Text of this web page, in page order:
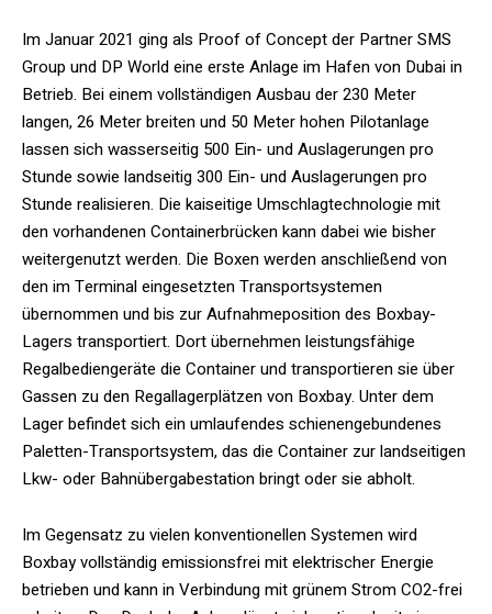
Im Januar 2021 ging als Proof of Concept der Partner SMS
Group und DP World eine erste Anlage im Hafen von Dubai in
Betrieb. Bei einem vollständigen Ausbau der 230 Meter
langen, 26 Meter breiten und 50 Meter hohen Pilotanlage
lassen sich wasserseitig 500 Ein- und Auslagerungen pro
Stunde sowie landseitig 300 Ein- und Auslagerungen pro
Stunde realisieren. Die kaiseitige Umschlagtechnologie mit
den vorhandenen Containerbrücken kann dabei wie bisher
weitergenutzt werden. Die Boxen werden anschließend von
den im Terminal eingesetzten Transportsystemen
übernommen und bis zur Aufnahmeposition des Boxbay-
Lagers transportiert. Dort übernehmen leistungsfähige
Regalbediengeräte die Container und transportieren sie über
Gassen zu den Regallagerplätzen von Boxbay. Unter dem
Lager befindet sich ein umlaufendes schienengebundenes
Paletten-Transportsystem, das die Container zur landseitigen
Lkw- oder Bahnübergabestation bringt oder sie abholt.
Im Gegensatz zu vielen konventionellen Systemen wird
Boxbay vollständig emissionsfrei mit elektrischer Energie
betrieben und kann in Verbindung mit grünem Strom CO2-frei